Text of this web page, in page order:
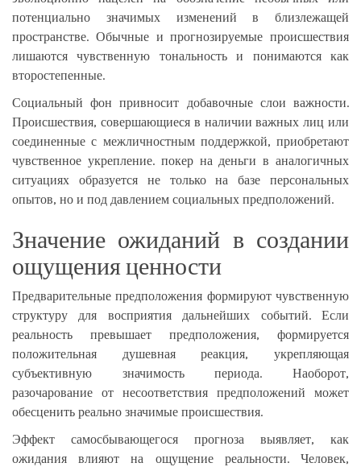
потенциально значимых изменений в близлежащей
пространстве. Обычные и прогнозируемые происшествия
лишаются чувственную тональность и понимаются как
второстепенные.
Социальный фон привносит добавочные слои важности.
Происшествия, совершающиеся в наличии важных лиц или
соединенные с межличностным поддержкой, приобретают
чувственное укрепление. покер на деньги в аналогичных
ситуациях образуется не только на базе персональных
опытов, но и под давлением социальных предположений.
Значение ожиданий в создании
ощущения ценности
Предварительные предположения формируют чувственную
структуру для восприятия дальнейших событий. Если
реальность превышает предположения, формируется
положительная душевная реакция, укрепляющая
субъективную значимость периода. Наоборот,
разочарование от несоответствия предположений может
обесценить реально значимые происшествия.
Эффект самосбывающегося прогноза выявляет, как
ожидания влияют на ощущение реальности. Человек,